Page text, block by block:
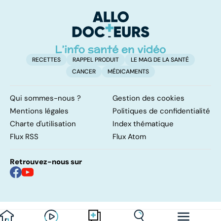
solution ?
RECETTES RAPPEL PRODUIT
LE MAG DE LA SANTÉ
CANCER
MÉDICAMENTS
Qui sommes-nous ?
Gestion des cookies
Mentions légales
Politiques de confidentialité
Charte d'utilisation
Index thématique
Flux RSS
Flux Atom
Retrouvez-nous sur